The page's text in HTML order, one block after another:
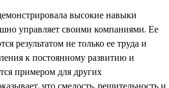
высокие навыки
управляет своими компаниями. Ее
результатом не только ее труда и
к постоянному развитию и
примером для других